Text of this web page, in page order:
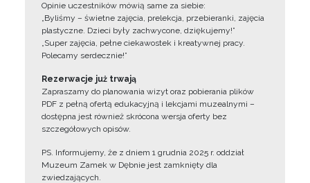
Opinie uczestników mówią same za siebie:
„Byliśmy – świetne zajęcia, prelekcja, przebieranki, zajęcia
plastyczne. Dzieci były zachwycone, dziękujemy!”
„Super zajęcia, pełne ciekawostek i kreatywnej pracy.
Polecamy serdecznie!”
Rezerwacje już trwają
Zapraszamy do planowania wizyt oraz pobierania plików
PDF z pełną ofertą edukacyjną i lekcjami muzealnymi –
dostępna jest również skrócona wersja oferty bez
szczegółowych opisów.
PS. Informujemy, że z dniem 1 grudnia 2025 r. oddział
Muzeum Zamek w Dębnie jest zamknięty dla
zwiedzających.